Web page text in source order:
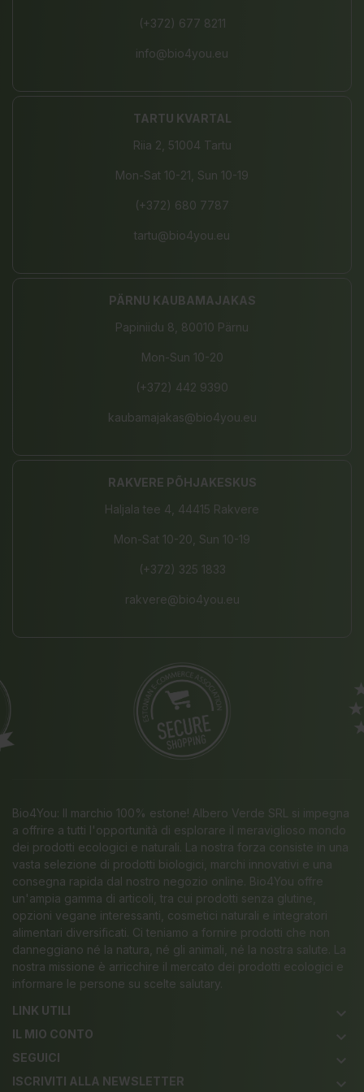
(+372) 677 8211
info@bio4you.eu
TARTU KVARTAL
Riia 2, 51004 Tartu
Mon-Sat 10-21, Sun 10-19
(+372) 680 7787
tartu@bio4you.eu
PÄRNU KAUBAMAJAKAS
Papiniidu 8, 80010 Pärnu
Mon-Sun 10-20
(+372) 442 9390
kaubamajakas@bio4you.eu
RAKVERE PÕHJAKESKUS
Haljala tee 4, 44415 Rakvere
Mon-Sat 10-20, Sun 10-19
(+372) 325 1833
rakvere@bio4you.eu
Bio4You: Il marchio 100% estone! Albero Verde SRL si impegna
a offrire a tutti l'opportunità di esplorare il meraviglioso mondo
dei prodotti ecologici e naturali. La nostra forza consiste in una
vasta selezione di prodotti biologici, marchi innovativi e una
consegna rapida dal nostro negozio online. Bio4You offre
un'ampia gamma di articoli, tra cui prodotti senza glutine,
opzioni vegane interessanti, cosmetici naturali e integratori
alimentari diversificati. Ci teniamo a fornire prodotti che non
danneggiano né la natura, né gli animali, né la nostra salute. La
nostra missione è arricchire il mercato dei prodotti ecologici e
informare le persone su scelte salutary.
LINK UTILI
keyboard_arrow_down
IL MIO CONTO keyboard_arrow_down
SEGUICI keyboard_arrow_down
ISCRIVITI ALLA NEWSLETTER keyboard_arrow_down